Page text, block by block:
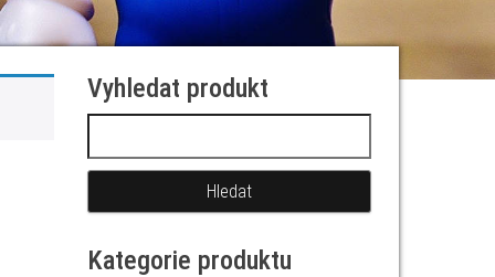
Vyhledat produkt
Kategorie produktu